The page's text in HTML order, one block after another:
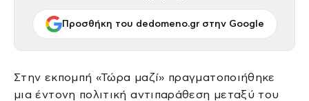
Προσθήκη του dedomeno.gr στην Google
Στην εκπομπή «Τώρα μαζί» πραγματοποιήθηκε
μια έντονη πολιτική αντιπαράθεση μεταξύ του